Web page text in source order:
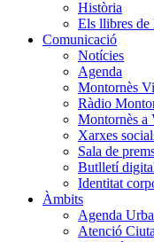
Història
Els llibres de
Comunicació
Notícies
Agenda
Montornès
Ràdio
Montornès a
Xarxes
Sala de
Butlletí
Identitat
Àmbits
Agenda
Atenció